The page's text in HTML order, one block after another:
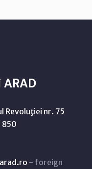
Revoluţiei nr. 75
850
- foreign